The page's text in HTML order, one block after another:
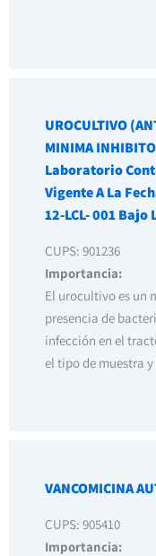
UROCULTIVO
MINIMA
Laboratorio
Vigente A La
12-LCL- 001
CUPS: 901236
Importancia:
El urocultivo es un
presencia de
infección en el
el tipo de muestra
VANCOMICINA
CUPS: 905410
Importancia: